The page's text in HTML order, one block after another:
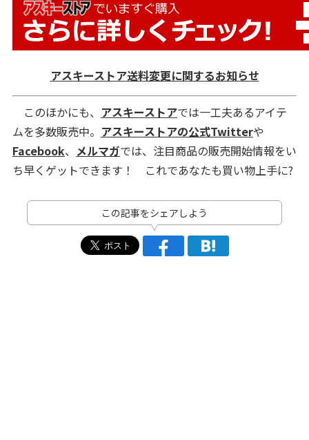
アスキーストア送料変更に関するお知らせ
このほかにも、 アスキーストアでは一工夫あるアイテ
ムを多数販売中。 アスキーストアの公式Twitterや
Facebook、 メルマガでは、注目商品の販売開始情報をい
ち早くゲットできます！ これであなたも買い物上手に?
この記事をシェアしよう